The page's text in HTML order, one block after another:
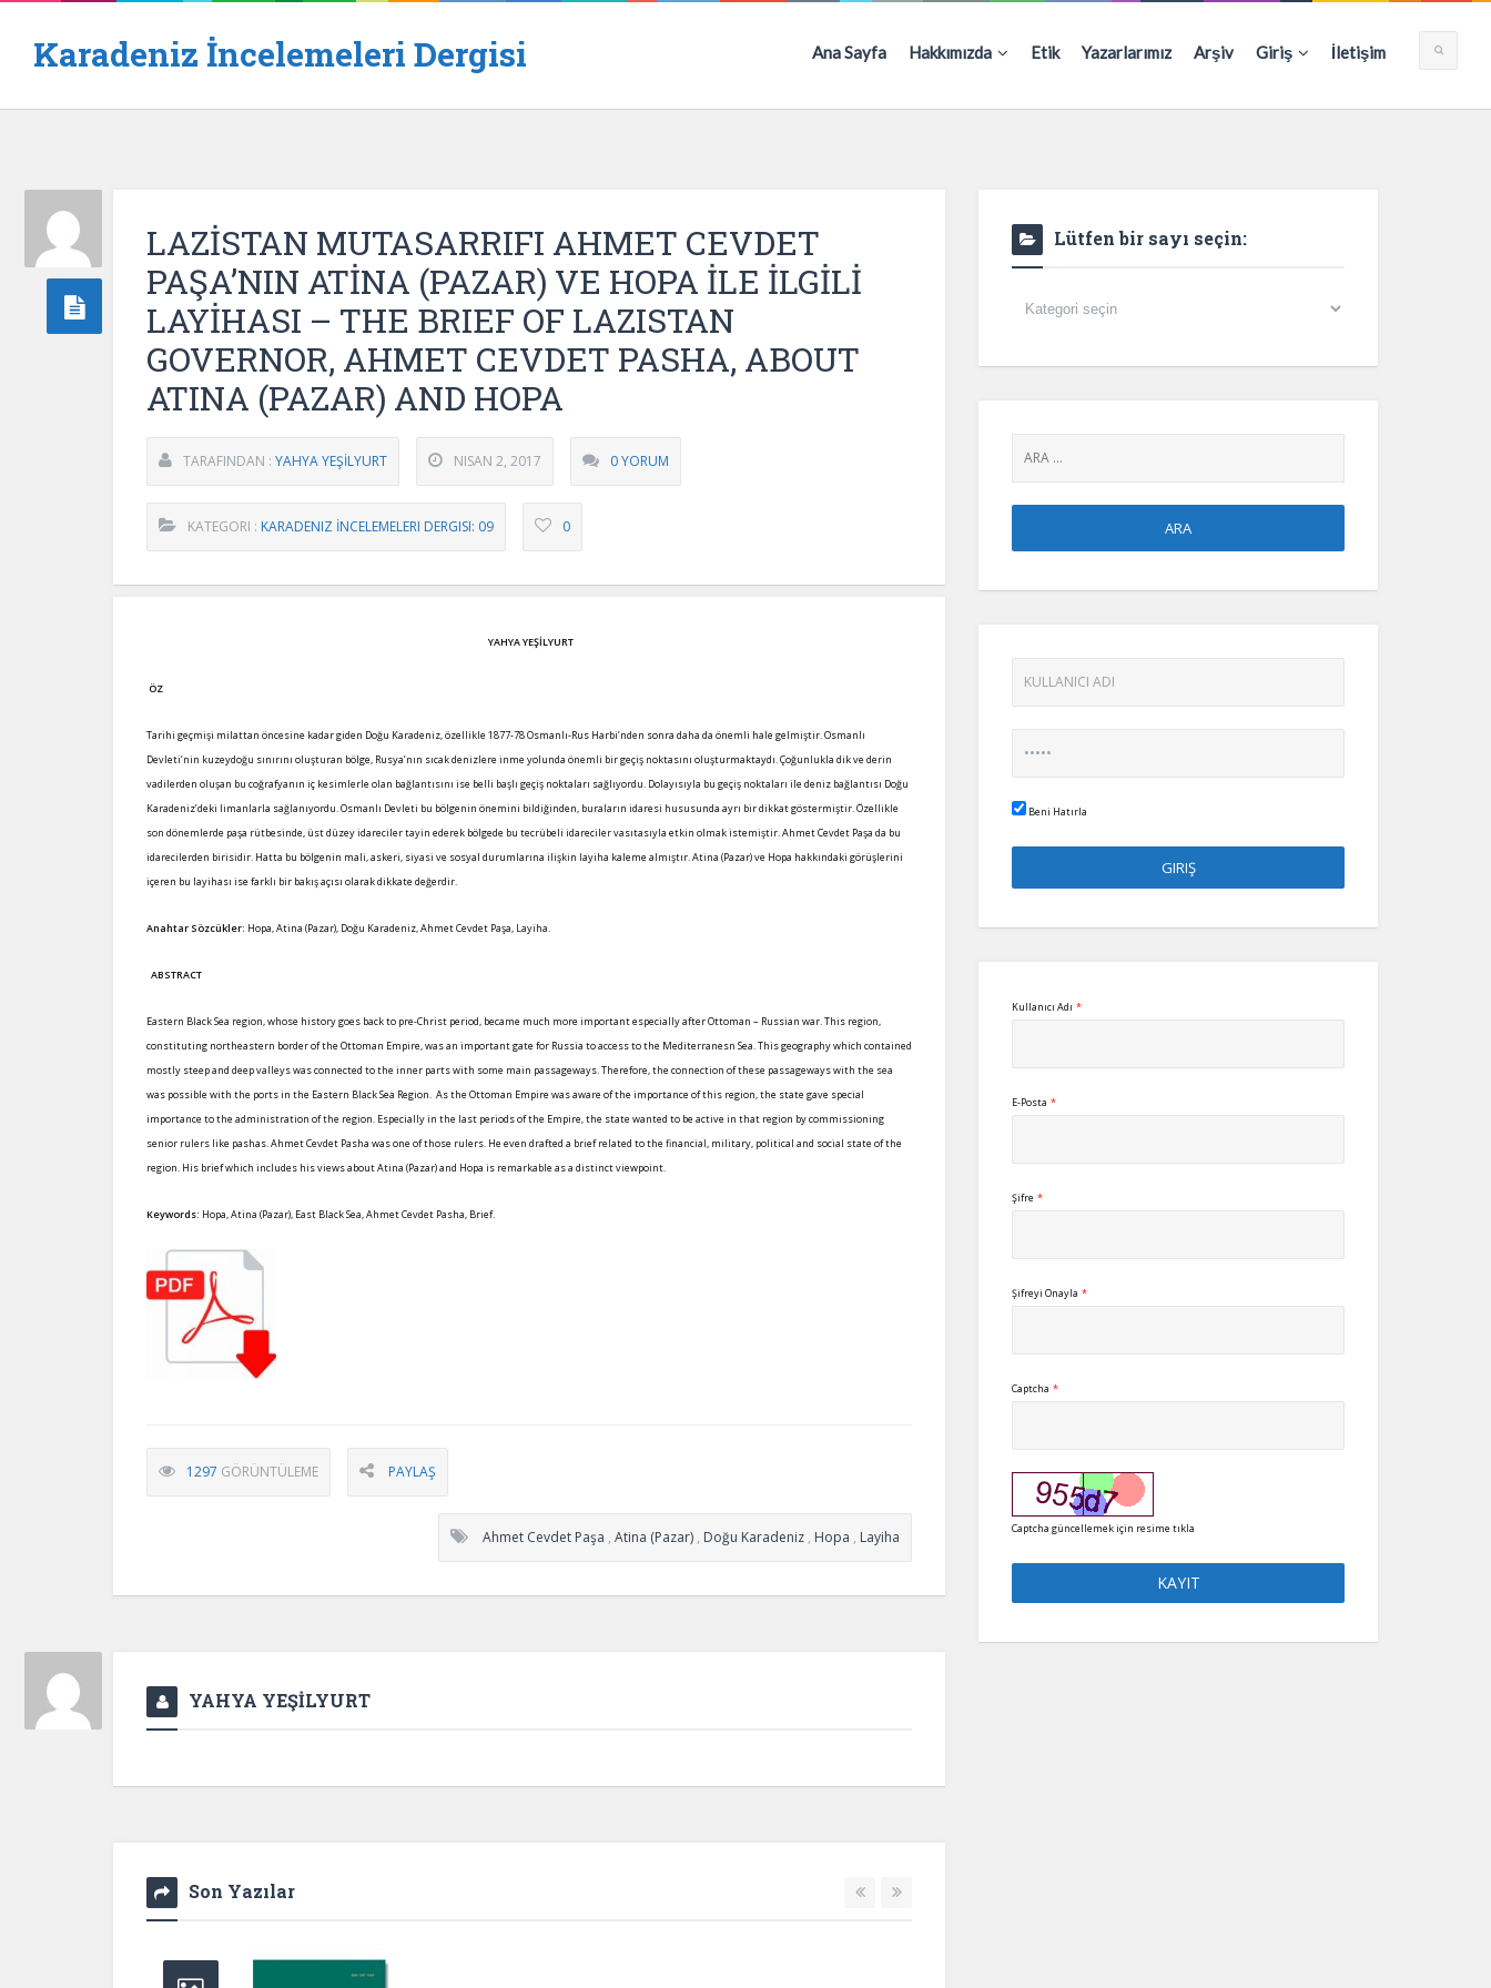
Karadeniz İncelemeleri Dergisi Ana Sayfa Hakkımızda Etik Yazarlarımız Arşiv Giriş İletişim
LAZİSTAN MUTASARRIFI AHMET CEVDET
PAŞA’NIN ATİNA (PAZAR) VE HOPA İLE İLGİLİ
LAYİHASI – THE BRIEF OF LAZISTAN
GOVERNOR, AHMET CEVDET PASHA, ABOUT
ATINA (PAZAR) AND HOPA
TARAFINDAN : YAHYA YEŞİLYURT NISAN 2, 2017 0 YORUM
KATEGORI : KARADENIZ İNCELEMELERI DERGISI: 09 0
YAHYA YEŞİLYURT
ÖZ
Tarihi geçmişi milattan öncesine kadar giden Doğu Karadeniz, özellikle 1877-78 Osmanlı-Rus Harbi’nden sonra daha da önemli hale gelmiştir. Osmanlı
Devleti’nin kuzeydoğu sınırını oluşturan bölge, Rusya’nın sıcak denizlere inme yolunda önemli bir geçiş noktasını oluşturmaktaydı. Çoğunlukla dik ve derin
vadilerden oluşan bu coğrafyanın iç kesimlerle olan bağlantısını ise belli başlı geçiş noktaları sağlıyordu. Dolayısıyla bu geçiş noktaları ile deniz bağlantısı Doğu
Karadeniz’deki limanlarla sağlanıyordu. Osmanlı Devleti bu bölgenin önemini bildiğinden, buraların idaresi hususunda ayrı bir dikkat göstermiştir. Özellikle
son dönemlerde paşa rütbesinde, üst düzey idareciler tayin ederek bölgede bu tecrübeli idareciler vasıtasıyla etkin olmak istemiştir. Ahmet Cevdet Paşa da bu
idarecilerden birisidir. Hatta bu bölgenin mali, askeri, siyasi ve sosyal durumlarına ilişkin layiha kaleme almıştır. Atina (Pazar) ve Hopa hakkındaki görüşlerini
içeren bu layihası ise farklı bir bakış açısı olarak dikkate değerdir.
Anahtar Sözcükler: Hopa, Atina (Pazar), Doğu Karadeniz, Ahmet Cevdet Paşa, Layiha.
ABSTRACT
Eastern Black Sea region, whose history goes back to pre-Christ period, became much more important especially after Ottoman – Russian war. This region,
constituting northeastern border of the Ottoman Empire, was an important gate for Russia to access to the Mediterranesn Sea. This geography which contained
mostly steep and deep valleys was connected to the inner parts with some main passageways. Therefore, the connection of these passageways with the sea
was possible with the ports in the Eastern Black Sea Region. As the Ottoman Empire was aware of the importance of this region, the state gave special
importance to the administration of the region. Especially in the last periods of the Empire, the state wanted to be active in that region by commissioning
senior rulers like pashas. Ahmet Cevdet Pasha was one of those rulers. He even drafted a brief related to the financial, military, political and social state of the
region. His brief which includes his views about Atina (Pazar) and Hopa is remarkable as a distinct viewpoint.
Keywords: Hopa, Atina (Pazar), East Black Sea, Ahmet Cevdet Pasha, Brief.
1297 GÖRÜNTÜLEME PAYLAŞ
Ahmet Cevdet Paşa , Atina (Pazar) , Doğu Karadeniz , Hopa , Layiha
YAHYA YEŞİLYURT
Son Yazılar
Lütfen bir sayı seçin:
Lütfen
Beni Hatırla
Kullanıcı Adı *
E-Posta *
Şifre *
Şifreyi Onayla *
Captcha *
Captcha güncellemek için resime tıkla